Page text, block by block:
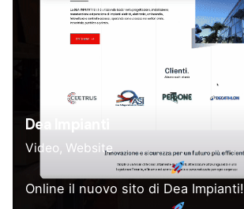
Dea Impianti
Video Website
Online il nuovo sito di Dea Impianti!